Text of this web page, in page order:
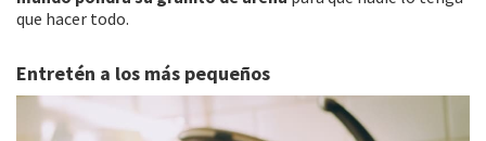
que hacer todo.
Entretén a los más pequeños